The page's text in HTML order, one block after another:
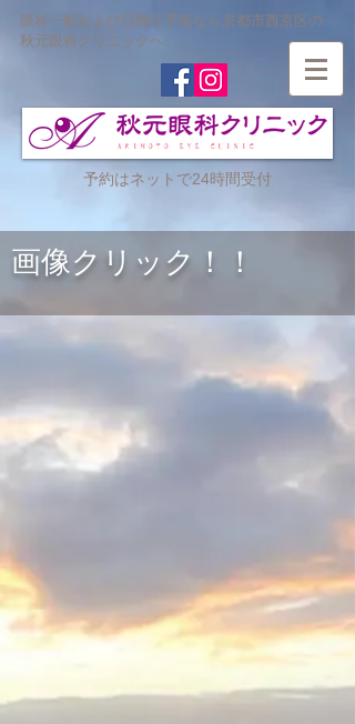
眼科一般および日帰り手術なら京都市西京区の
秋元眼科クリニックへ
予約はネットで24時間受付
​画像クリック！！